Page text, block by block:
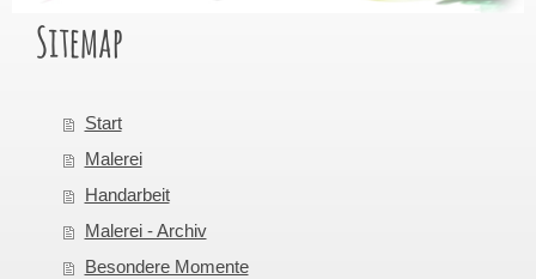
Sitemap
Start
Malerei
Handarbeit
Malerei - Archiv
Besondere Momente